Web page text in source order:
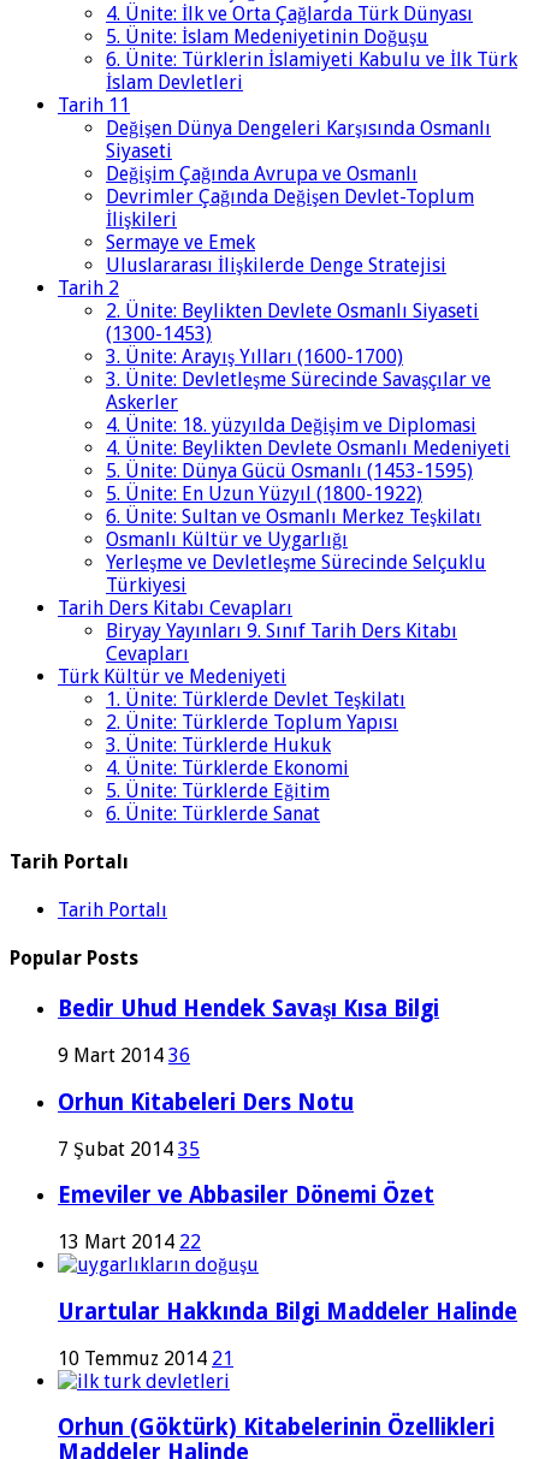
4. Ünite: İlk ve Orta Çağlarda Türk Dünyası
5. Ünite: İslam Medeniyetinin Doğuşu
6. Ünite: Türklerin İslamiyeti Kabulu ve İlk Türk
İslam Devletleri
Tarih 11
Değişen Dünya Dengeleri Karşısında Osmanlı
Siyaseti
Değişim Çağında Avrupa ve Osmanlı
Devrimler Çağında Değişen Devlet-Toplum
İlişkileri
Sermaye ve Emek
Uluslararası İlişkilerde Denge Stratejisi
Tarih 2
2. Ünite: Beylikten Devlete Osmanlı Siyaseti
(1300-1453)
3. Ünite: Arayış Yılları (1600-1700)
3. Ünite: Devletleşme Sürecinde Savaşçılar ve
Askerler
4. Ünite: 18. yüzyılda Değişim ve Diplomasi
4. Ünite: Beylikten Devlete Osmanlı Medeniyeti
5. Ünite: Dünya Gücü Osmanlı (1453-1595)
5. Ünite: En Uzun Yüzyıl (1800-1922)
6. Ünite: Sultan ve Osmanlı Merkez Teşkilatı
Osmanlı Kültür ve Uygarlığı
Yerleşme ve Devletleşme Sürecinde Selçuklu
Türkiyesi
Tarih Ders Kitabı Cevapları
Biryay Yayınları 9. Sınıf Tarih Ders Kitabı
Cevapları
Türk Kültür ve Medeniyeti
1. Ünite: Türklerde Devlet Teşkilatı
2. Ünite: Türklerde Toplum Yapısı
3. Ünite: Türklerde Hukuk
4. Ünite: Türklerde Ekonomi
5. Ünite: Türklerde Eğitim
6. Ünite: Türklerde Sanat
Tarih Portalı
Tarih Portalı
Popular Posts
Bedir Uhud Hendek Savaşı Kısa Bilgi
9 Mart 2014 36
Orhun Kitabeleri Ders Notu
7 Şubat 2014 35
Emeviler ve Abbasiler Dönemi Özet
13 Mart 2014 22
Urartular Hakkında Bilgi Maddeler Halinde
10 Temmuz 2014 21
Orhun (Göktürk) Kitabelerinin Özellikleri
Maddeler Halinde